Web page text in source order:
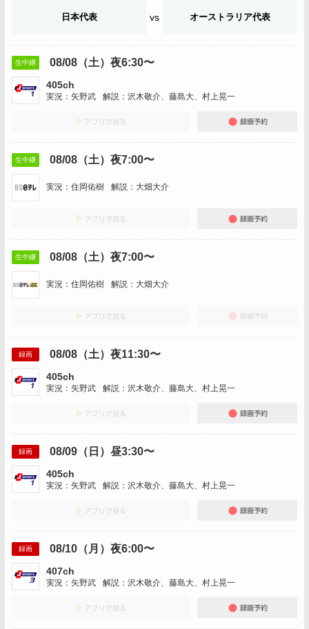
日本代表 vs オーストラリア代表
生中継 08/08（土）夜6:30〜
405ch
実況：矢野武 解説：沢木敬介、藤島大、村上晃一
生中継 08/08（土）夜7:00〜
実況：住岡佑樹 解説：大畑大介
生中継 08/08（土）夜7:00〜
実況：住岡佑樹 解説：大畑大介
録画 08/08（土）夜11:30〜
405ch
実況：矢野武 解説：沢木敬介、藤島大、村上晃一
録画 08/09（日）昼3:30〜
405ch
実況：矢野武 解説：沢木敬介、藤島大、村上晃一
録画 08/10（月）夜6:00〜
407ch
実況：矢野武 解説：沢木敬介、藤島大、村上晃一